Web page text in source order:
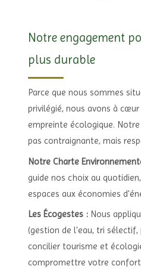
Notre engagement
plus durable
Parce que nous sommes
privilégié, nous avons à
empreinte écologique.
pas contraignante, mais
Notre Charte
guide nos choix au
espaces aux économies
Les Écogestes : Nous
(gestion de l'eau, tri
concilier tourisme et
compromettre votre